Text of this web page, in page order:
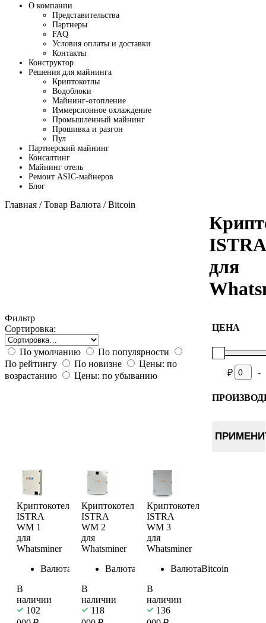
О компании
Представительства
Партнеры
FAQ
Условия оплаты и доставки
Контакты
Конструктор
Решения для майнинга
Криптокотлы
Водоблоки
Майнинг-отопление
Иммерсионное охлаждение
Промышленный майнинг
Прошивка и разгон
Пул
Партнерский майнинг
Консалтинг
Майнинг отель
Ремонт ASIC-майнеров
Блог
Главная / Товар Валюта / Bitcoin
для
Фильтр
Сортировка:
По умолчанию
По популярности
По рейтингу
По новизне
Цены: по
возрастанию
Цены: по убыванию
ЦЕНА
₽ -
Криптокотел
ISTRA
WM 1
для
Whatsminer
Валюта
Bitcoin
В
наличии
102
Криптокотел
ISTRA
WM 2
для
Whatsminer
Валюта
Bitcoin
В
наличии
118
Криптокотел
ISTRA
WM 3
для
Whatsminer
ВалютаBitcoin
В
наличии
136